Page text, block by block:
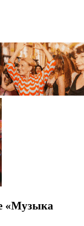
«Музыка